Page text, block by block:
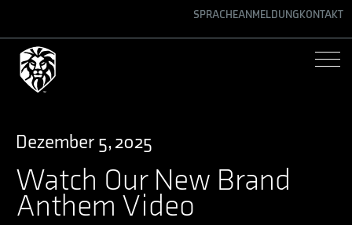
SPRACHEANMELDUNGKONTAKT
Dezember 5, 2025
Watch Our New Brand
Anthem Video